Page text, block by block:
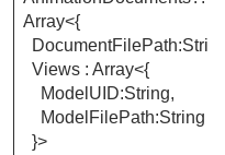
Array<{
Views : Array<{
ModelUID:String,
ModelFilePath:String
}>